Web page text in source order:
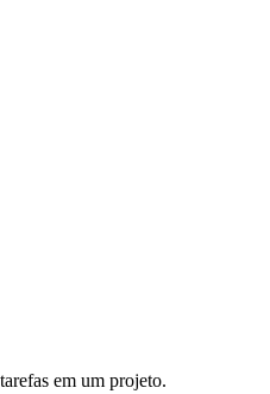
em um projeto.